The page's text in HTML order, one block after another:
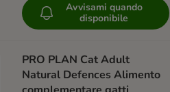
Avvisami quando
disponibile
PRO PLAN Cat Adult
Natural Defences Alimento